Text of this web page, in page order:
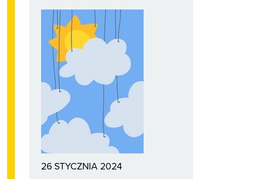
26 STYCZNIA 2024